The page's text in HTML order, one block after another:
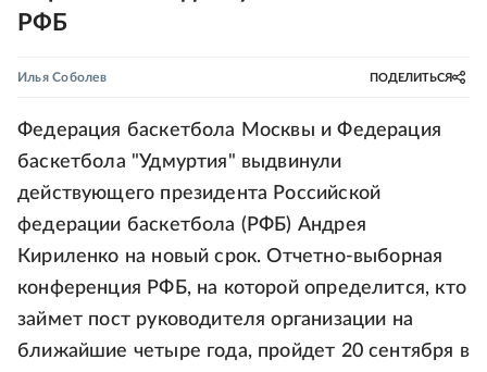
РФБ
Илья Соболев ПОДЕЛИТЬСЯ
Федерация баскетбола Москвы и Федерация
баскетбола "Удмуртия" выдвинули
действующего президента Российской
федерации баскетбола (РФБ) Андрея
Кириленко на новый срок. Отчетно-выборная
конференция РФБ, на которой определится, кто
займет пост руководителя организации на
ближайшие четыре года, пройдет 20 сентября в